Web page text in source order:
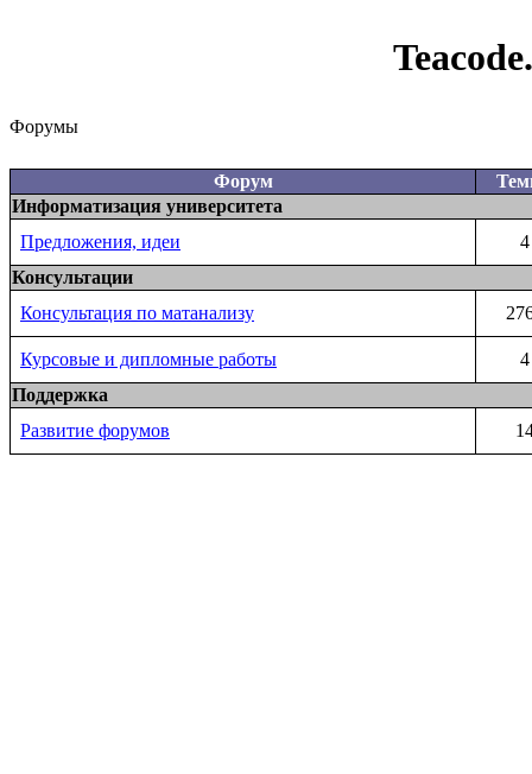
Форумы
Форум
Информатизация университета
Предложения, идеи
4
Консультации
Консультация по матанализу
Курсовые и дипломные работы
4
Поддержка
Развитие форумов